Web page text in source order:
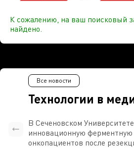
К сожалению, на ваш поисковый
найдено.
Технологии в
Все новости
В Сеченовском
инновационную
онкопациентов после